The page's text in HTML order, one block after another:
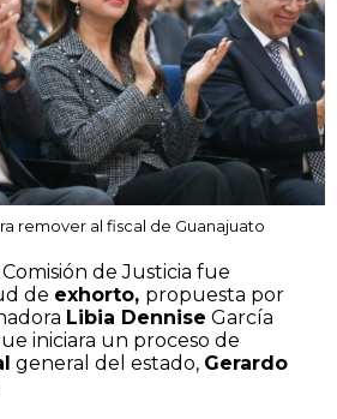
remover al fiscal de Guanajuato
de Justicia fue
de exhorto, propuesta por
Libia Dennise García
iniciara un proceso de
general del estado, Gerardo